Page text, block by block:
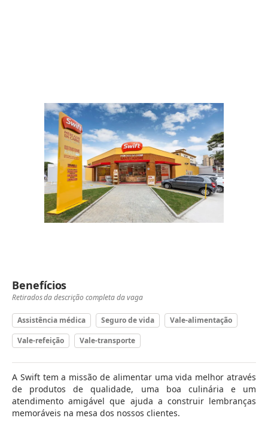
Benefícios
Retirados da descrição completa da vaga
Assistência médica Seguro de vida
Vale-alimentação
Vale-refeição
Vale-transporte
A Swift tem a missão de alimentar uma vida melhor através
de produtos de qualidade, uma boa culinária e um
atendimento amigável que ajuda a construir lembranças
memoráveis na mesa dos nossos clientes.